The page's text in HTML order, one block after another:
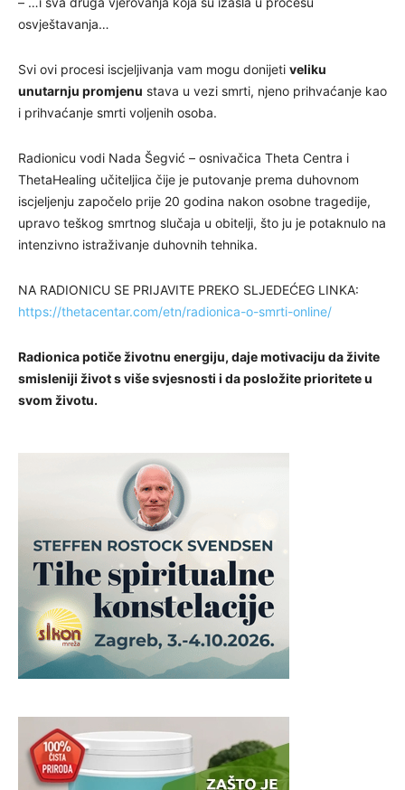
osvještavanja…
Svi ovi procesi iscjeljivanja vam mogu donijeti veliku
unutarnju promjenu stava u vezi smrti, njeno prihvaćanje kao
i prihvaćanje smrti voljenih osoba.
Radionicu vodi Nada Šegvić – osnivačica Theta Centra i
ThetaHealing učiteljica čije je putovanje prema duhovnom
iscjeljenju započelo prije 20 godina nakon osobne tragedije,
upravo teškog smrtnog slučaja u obitelji, što ju je potaknulo na
intenzivno istraživanje duhovnih tehnika.
NA RADIONICU SE PRIJAVITE PREKO SLJEDEĆEG LINKA:
https://thetacentar.com/etn/radionica-o-smrti-online/
Radionica potiče životnu energiju, daje motivaciju da živite
smisleniji život s više svjesnosti i da posložite prioritete u
svom životu.